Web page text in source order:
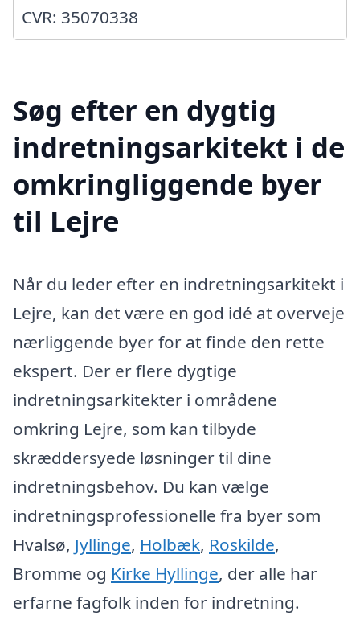
CVR: 35070338
Søg efter en dygtig
indretningsarkitekt i de
omkringliggende byer
til Lejre
Når du leder efter en indretningsarkitekt i
Lejre, kan det være en god idé at overveje
nærliggende byer for at finde den rette
ekspert. Der er flere dygtige
indretningsarkitekter i områdene
omkring Lejre, som kan tilbyde
skræddersyede løsninger til dine
indretningsbehov. Du kan vælge
indretningsprofessionelle fra byer som
Hvalsø, Jyllinge, Holbæk, Roskilde,
Bromme og Kirke Hyllinge, der alle har
erfarne fagfolk inden for indretning.